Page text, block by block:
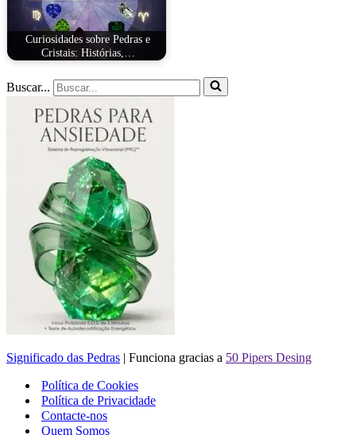
Curiosidades sobre Pedras e
Cristais: Histórias,…
Buscar...
Significado das Pedras | Funciona gracias a 50 Pipers Desing
Política de Cookies
Política de Privacidade
Contacte-nos
Quem Somos